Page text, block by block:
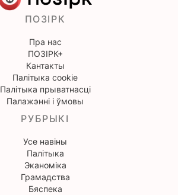
ПОЗІРК
Пра нас
ПОЗІРК+
Кантакты
Палітыка cookie
Палітыка прыватнасці
Палажэнні і ўмовы
РУБРЫКІ
Усе навіны
Палітыка
Эканоміка
Грамадства
Бяспека